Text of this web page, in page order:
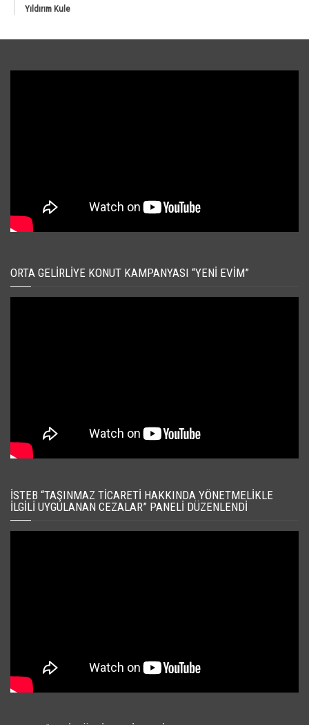
Yıldırım Kule
ORTA GELIRLIYE KONUT KAMPANYASI “YENI EVIM”
İSTEB “TAŞINMAZ TICARETI HAKKINDA YÖNETMELIKLE
İLGILI UYGULANAN CEZALAR” PANELI DÜZENLENDI